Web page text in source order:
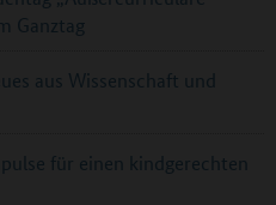
Ganztag
aus Wissenschaft und
für einen kindgerechten